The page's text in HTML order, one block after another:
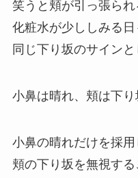
笑うと頬が引っ張られ
化粧水が少ししみる日
同じ下り坂のサインと
小鼻は晴れ、頬は下り
小鼻の晴れだけを採用
頬の下り坂を無視する